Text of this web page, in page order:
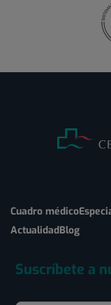
Cuadro médico
ActualidadBlog
Suscríbete a